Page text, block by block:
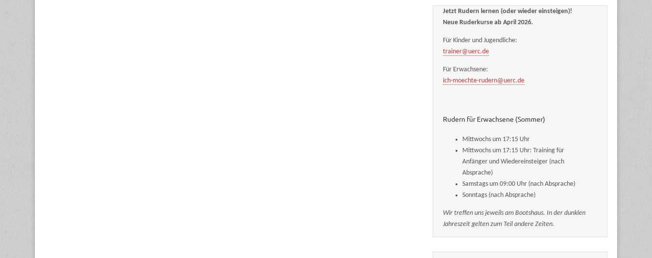
Jetzt Rudern lernen (oder wieder einsteigen)!
Neue Ruderkurse ab April 2026.
Für Kinder und Jugendliche:
trainer@uerc.de
Für Erwachsene:
ich-moechte-rudern@uerc.de
Rudern für Erwachsene (Sommer)
Mittwochs um 17:15 Uhr
Mittwochs um 17:15 Uhr: Training für
Anfänger und Wiedereinsteiger (nach
Absprache)
Samstags um 09:00 Uhr (nach Absprache)
Sonntags (nach Absprache)
Wir treffen uns jeweils am Bootshaus. In der dunklen
Jahreszeit gelten zum Teil andere Zeiten.